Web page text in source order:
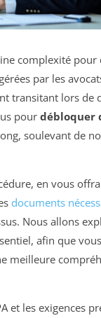
complexité
par les
transitant lors de
pour débloquer
soulevant de
en vous
documents
Nous allons
afin que
meilleure
et les exigences